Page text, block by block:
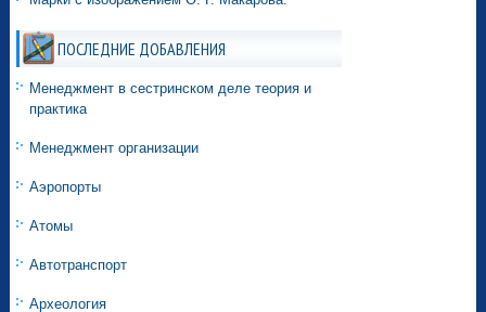
ПОСЛЕДНИЕ ДОБАВЛЕНИЯ
Менеджмент в сестринском деле теория и
практика
Менеджмент организации
Аэропорты
Атомы
Автотранспорт
Археология